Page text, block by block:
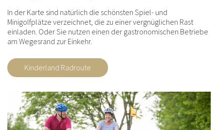
In der Karte sind natürlich die schönsten Spiel- und
Minigolfplätze verzeichnet, die zu einer vergnüglichen Rast
einladen. Oder Sie nutzen einen der gastronomischen Betriebe
am Wegesrand zur Einkehr.
Kinderland Radroute